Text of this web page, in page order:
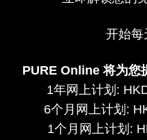
开始每
PURE Online 将为您
1年网上计划:
6个月网上计划:
1个月网上计划: